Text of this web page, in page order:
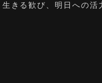
きる歓び、明日への活